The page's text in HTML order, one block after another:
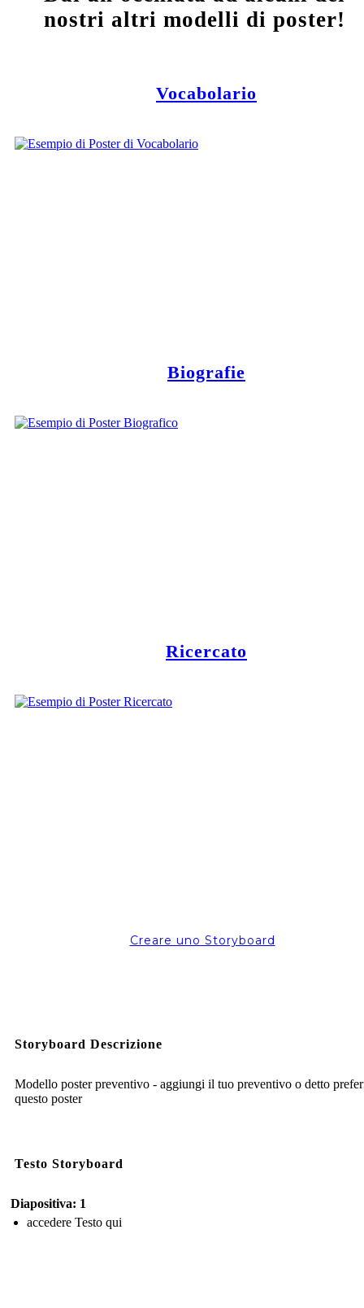
nostri altri modelli di poster!
Vocabolario
Biografie
Ricercato
Creare uno Storyboard
Storyboard Descrizione
Modello poster preventivo - aggiungi il tuo preventivo o detto
questo poster
Testo Storyboard
Diapositiva: 1
accedere Testo qui